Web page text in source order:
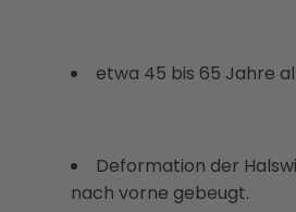
etwa 45 bis 65 Jahre
Deformation der
nach vorne gebeugt.